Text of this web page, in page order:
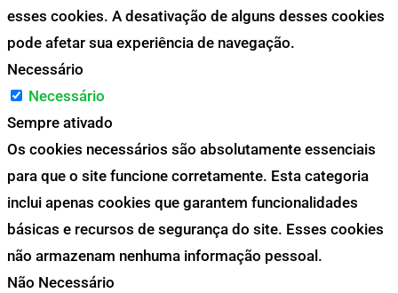
esses cookies. A desativação de alguns desses cookies
pode afetar sua experiência de navegação.
Necessário
Necessário
Sempre ativado
Os cookies necessários são absolutamente essenciais
para que o site funcione corretamente. Esta categoria
inclui apenas cookies que garantem funcionalidades
básicas e recursos de segurança do site. Esses cookies
não armazenam nenhuma informação pessoal.
Não Necessário